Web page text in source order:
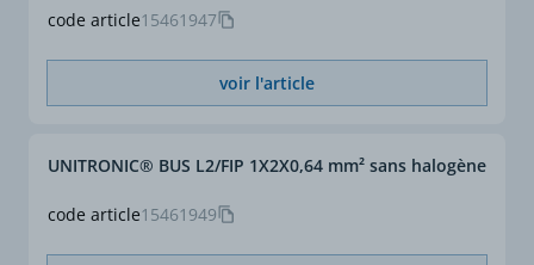
code article15461947
voir l'article
code article15461949
UNITRONIC® BUS L2/FIP 1X2X0,64 mm² sans halogène